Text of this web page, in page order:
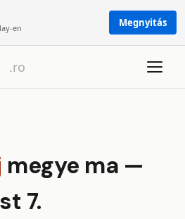
en Megnyitás
megye ma —
7.